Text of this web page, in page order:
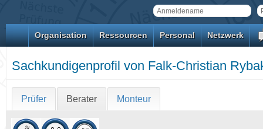
Organisation Ressourcen Personal Netzwerk
Sachkundigenprofil von Falk-Christian
Prüfer Berater Monteur